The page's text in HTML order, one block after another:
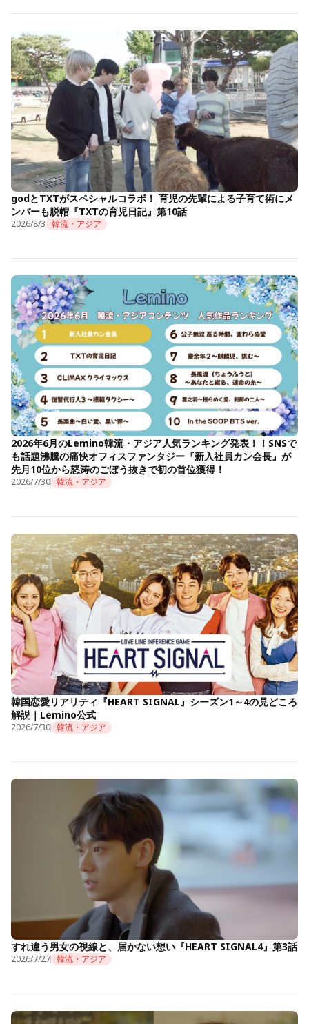
godとTXTがスペシャルコラボ！ 育児の先輩による子育て術にメ
ンバーも脱帽『TXTの育児日記』第10話
2026/8/3 韓流・アジア
2026年6月のLemino韓流・アジア人気ランキング発表！！SNSで
も話題沸騰の痛快オフィスファンタジー『新入社員カン会長』が
先月10位から怒涛のごぼう抜きで初の首位獲得！
2026/7/30 韓流・アジア
韓国恋愛リアリティ『HEART SIGNAL』シーズン1～4の見どころ
解説｜Lemino公式
2026/7/30 韓流・アジア
すれ違う男女の視線と、届かない想い『HEART SIGNAL4』第3話
2026/7/27 韓流・アジア